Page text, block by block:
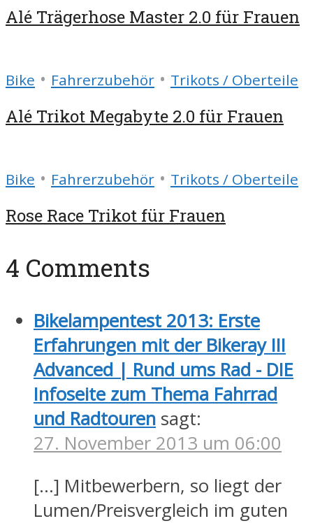
Alé Trägerhose Master 2.0 für Frauen
Bike • Fahrerzubehör • Trikots / Oberteile
Alé Trikot Megabyte 2.0 für Frauen
Bike • Fahrerzubehör • Trikots / Oberteile
Rose Race Trikot für Frauen
4 Comments
Bikelampentest 2013: Erste
Erfahrungen mit der Bikeray III
Advanced | Rund ums Rad - DIE
Infoseite zum Thema Fahrrad
und Radtouren sagt:
27. November 2013 um 06:00
[…] Mitbewerbern, so liegt der
Lumen/Preisvergleich im guten